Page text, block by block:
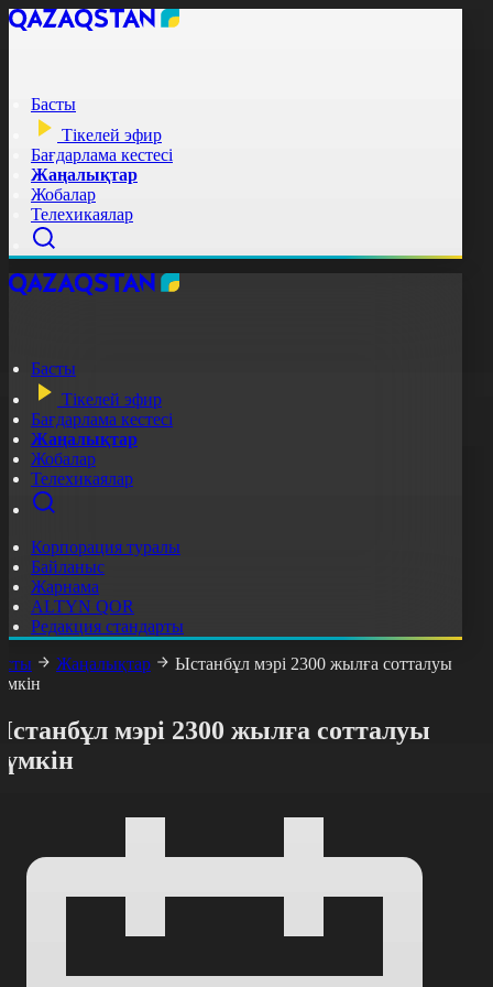
Басты
Тікелей эфир
Бағдарлама кестесі
Жаңалықтар
Жобалар
Телехикаялар
Басты
Тікелей эфир
Бағдарлама кестесі
Жаңалықтар
Жобалар
Телехикаялар
Корпорация туралы
Байланыс
Жарнама
ALTYN QOR
Редакция стандарты
Жаңалықтар
Ыстанбұл мэрі 2300 жылға сотталуы
мэрі 2300 жылға сотталуы